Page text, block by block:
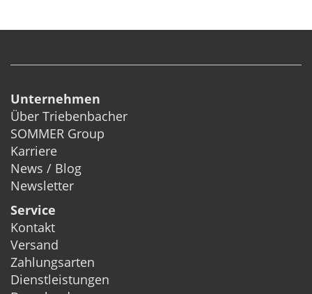
Unternehmen
Über Triebenbacher
SOMMER Group
Karriere
News / Blog
Newsletter
Service
Kontakt
Versand
Zahlungsarten
Dienstleistungen